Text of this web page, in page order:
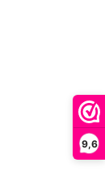
9,6